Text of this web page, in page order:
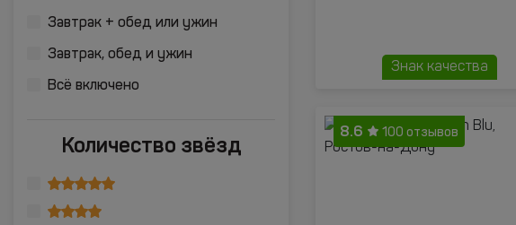
Завтрак + обед или ужин
Завтрак, обед и ужин
Всё включено
Количество звёзд
Знак качества
8.6 100 отзывов